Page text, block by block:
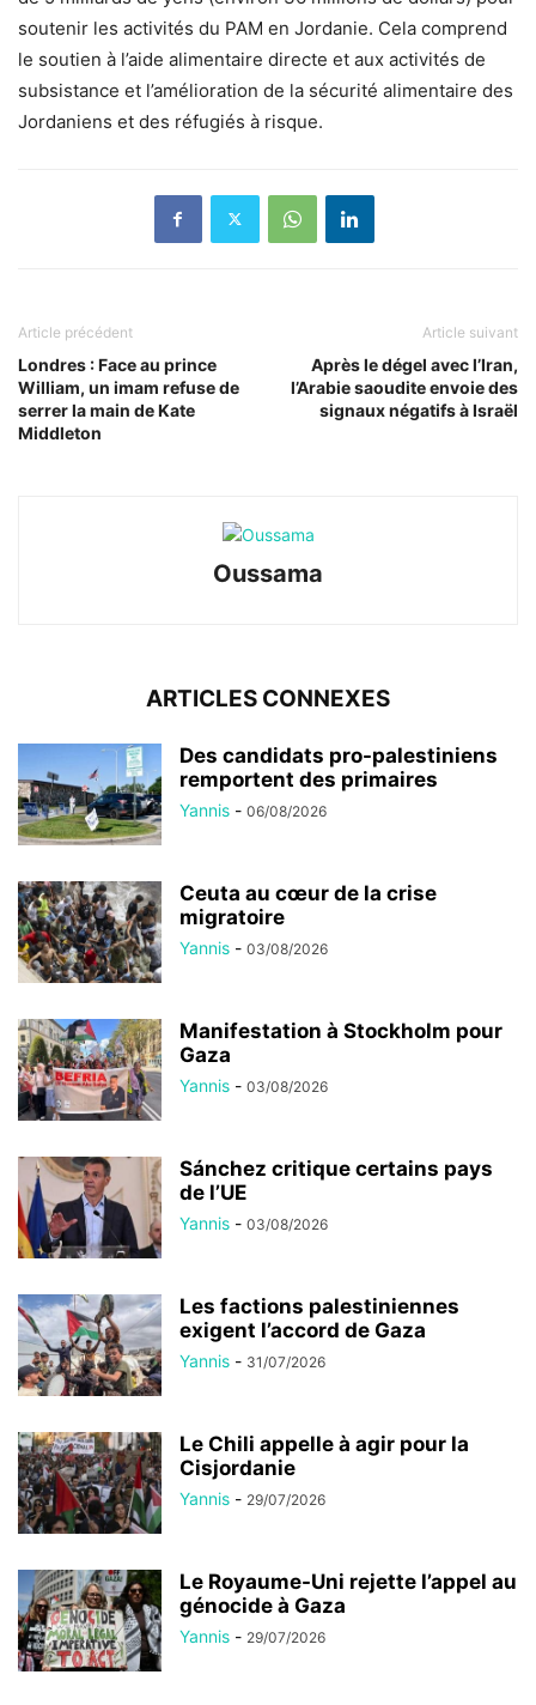
soutenir les activités du PAM en Jordanie. Cela comprend
le soutien à l’aide alimentaire directe et aux activités de
subsistance et l’amélioration de la sécurité alimentaire des
Jordaniens et des réfugiés à risque.
Article précédent
Londres : Face au prince
William, un imam refuse de
serrer la main de Kate
Middleton
Article suivant
Après le dégel avec l’Iran,
l’Arabie saoudite envoie des
signaux négatifs à Israël
Oussama
ARTICLES CONNEXES
Des candidats pro-palestiniens
remportent des primaires
Yannis - 06/08/2026
Ceuta au cœur de la crise
migratoire
Yannis - 03/08/2026
Manifestation à Stockholm pour
Gaza
Yannis - 03/08/2026
Sánchez critique certains pays
de l’UE
Yannis - 03/08/2026
Les factions palestiniennes
exigent l’accord de Gaza
Yannis - 31/07/2026
Le Chili appelle à agir pour la
Cisjordanie
Yannis - 29/07/2026
Le Royaume-Uni rejette l’appel au
génocide à Gaza
Yannis - 29/07/2026